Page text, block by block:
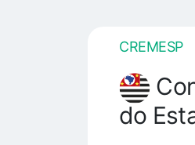
CREMESP
do